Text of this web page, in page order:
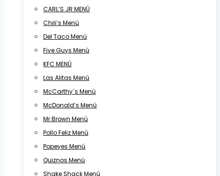
CARL’S JR MENÚ
Chili’s Menú
Del Taco Menú
Five Guys Menú
KFC MENÚ
Las Alitas Menú
McCarthy´s Menú
McDonald’s Menú
Mr Brown Menú
Pollo Feliz Menú
Popeyes Menú
Quiznos Menú
Shake Shack Menú